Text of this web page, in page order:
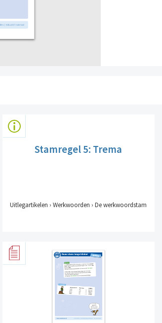
Stamregel 5: Trema
Uitlegartikelen › Werkwoorden › De werkwoordstam